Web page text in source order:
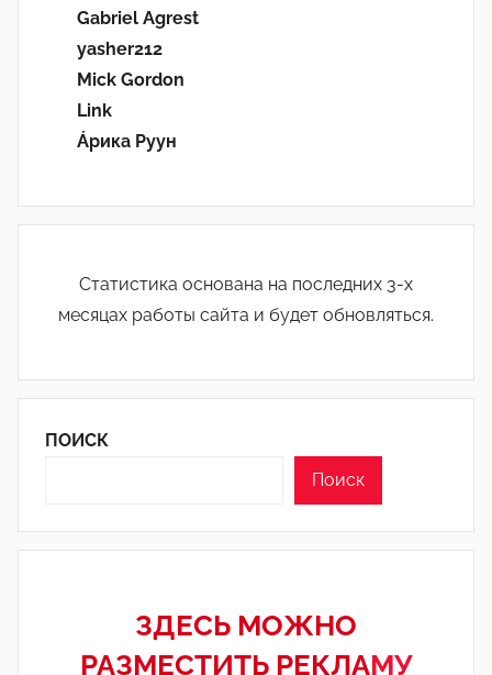
Gabriel Agrest
yasher212
Mick Gordon
Link
Áрика Руун
Статистика основана на последних 3-х
месяцах работы сайта и будет обновляться.
ПОИСК
Поиск
ЗДЕСЬ МОЖНО
РАЗМЕСТИТЬ РЕКЛАМУ